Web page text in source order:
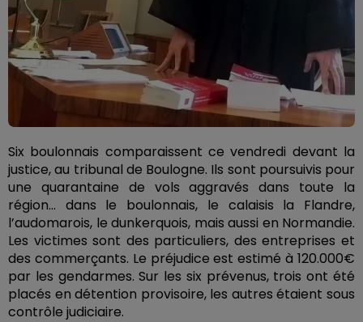
Six boulonnais comparaissent ce vendredi devant la
justice, au tribunal de Boulogne. Ils sont poursuivis pour
une quarantaine de vols aggravés dans toute la
région… dans le boulonnais, le calaisis la Flandre,
l’audomarois, le dunkerquois, mais aussi en Normandie.
Les victimes sont des particuliers, des entreprises et
des commerçants. Le préjudice est estimé à 120.000€
par les gendarmes.Sur les six prévenus, trois ont été
placés en détention provisoire, les autres étaient sous
contrôle judiciaire.